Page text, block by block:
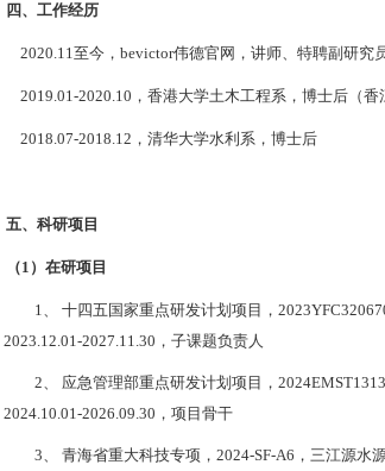
四 、 工作经历
2020.11至今，bevictor伟德官网， 讲师、特聘副研究
2019.01-2020.10 ， 香港大学土木工程系， 博士后（香
2018.07-2018.12 ， 清华大学水利系，博士后
五、 科研项目
（1） 在研项目
1、 十四五国家重点研发计划项目，
2023.12.01-2027.11.30 ，子课题负责人
2、 应急管理部重点研发计划项目，
2024.10.01-2026.09.30 ，项目骨干
3、 青海省重大科技专项， 2024-SF-A6 ，三江源水